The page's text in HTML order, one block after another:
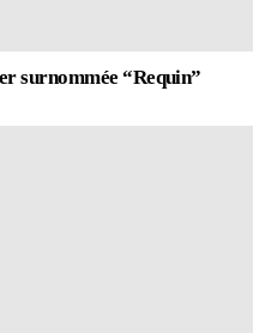
surnommée “Requin”